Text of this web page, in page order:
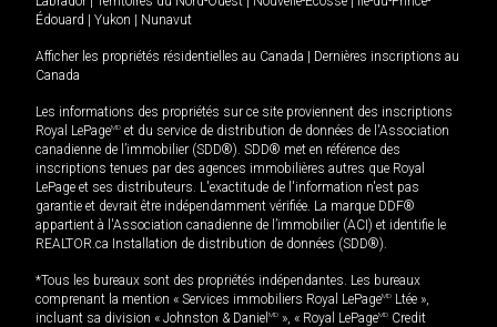
Édouard
Yukon Nunavut
Afficher les propriétés résidentielles au Canada
Dernières inscriptions au
Canada
Les informations des propriétés sur ce site proviennent des inscriptions
Royal LePageMD et du service de distribution de données de l'Association
canadienne de l’immobilier (SDD®). SDD® met en référence des
inscriptions tenues par des agences immobilières autres que Royal
LePage et ses distributeurs. L'exactitude de l'information n'est pas
garantie et devrait être indépendamment vérifiée. La marque DDF®
appartient à l'Association canadienne de l’immobilier (ACI) et identifie le
REALTOR.ca Installation de distribution de données (SDD®).
*Tous les bureaux sont des propriétés indépendantes. Les bureaux
comprenant la mention « Services immobiliers Royal LePageMD Ltée »,
incluant sa division « Johnston & Daniel MD », « Royal LePageMD Credit